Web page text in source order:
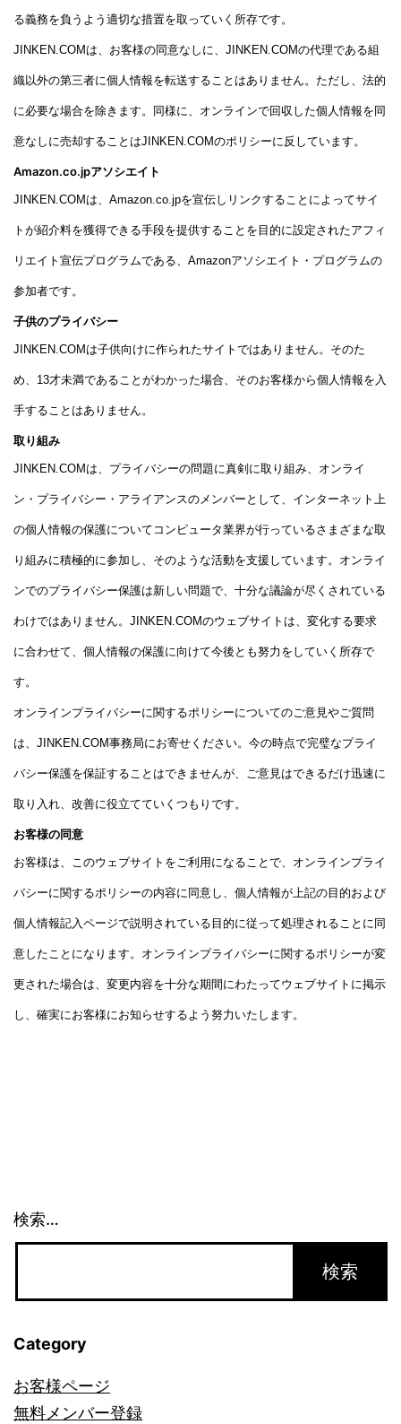
る義務を負うよう適切な措置を取っていく所存です。
JINKEN.COMは、お客様の同意なしに、JINKEN.COMの代理である組
織以外の第三者に個人情報を転送することはありません。ただし、法的
に必要な場合を除きます。同様に、オンラインで回収した個人情報を同
意なしに売却することはJINKEN.COMのポリシーに反しています。
Amazon.co.jpアソシエイト
JINKEN.COMは、Amazon.co.jpを宣伝しリンクすることによってサイ
トが紹介料を獲得できる手段を提供することを目的に設定されたアフィ
リエイト宣伝プログラムである、Amazonアソシエイト・プログラムの
参加者です。
子供のプライバシー
JINKEN.COMは子供向けに作られたサイトではありません。そのた
め、13才未満であることがわかった場合、そのお客様から個人情報を入
手することはありません。
取り組み
JINKEN.COMは、プライバシーの問題に真剣に取り組み、オンライ
ン・プライバシー・アライアンスのメンバーとして、インターネット上
の個人情報の保護についてコンピュータ業界が行っているさまざまな取
り組みに積極的に参加し、そのような活動を支援しています。オンライ
ンでのプライバシー保護は新しい問題で、十分な議論が尽くされている
わけではありません。JINKEN.COMのウェブサイトは、変化する要求
に合わせて、個人情報の保護に向けて今後とも努力をしていく所存で
す。
オンラインプライバシーに関するポリシーについてのご意見やご質問
は、JINKEN.COM事務局にお寄せください。今の時点で完璧なプライ
バシー保護を保証することはできませんが、ご意見はできるだけ迅速に
取り入れ、改善に役立てていくつもりです。
お客様の同意
お客様は、このウェブサイトをご利用になることで、オンラインプライ
バシーに関するポリシーの内容に同意し、個人情報が上記の目的および
個人情報記入ページで説明されている目的に従って処理されることに同
意したことになります。オンラインプライバシーに関するポリシーが変
更された場合は、変更内容を十分な期間にわたってウェブサイトに掲示
し、確実にお客様にお知らせするよう努力いたします。
検索…
Category
お客様ページ
無料メンバー登録